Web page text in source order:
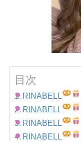
目次
RINABELL
RINABELL
RINABELL
RINABELL